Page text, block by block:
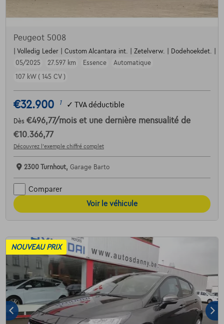
Peugeot 5008
| Volledig Leder | Custom Alcantara int. | Zetelverw. | Dodehoekdet. |
05/2025
27.597 km Essence
Automatique
107 kW ( 145 CV )
€32.900 1 ✓ TVA déductible
Dès €496,77/mois et une dernière mensualité de
€10.366,77
Découvrez l’exemple chiffré complet
2300 Turnhout, Garage Barto
Comparer
Voir le véhicule
NOUVEAU PRIX